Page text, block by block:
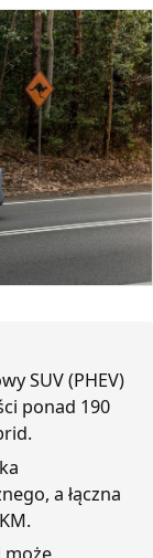
SUV (PHEV)
ponad 190
a łączna